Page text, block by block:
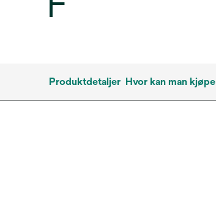
Produktdetaljer Hvor kan man kjøpe